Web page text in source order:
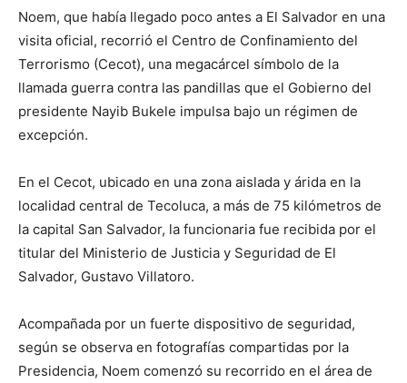
Noem, que había llegado poco antes a El Salvador en una
visita oficial, recorrió el Centro de Confinamiento del
Terrorismo (Cecot), una megacárcel símbolo de la
llamada guerra contra las pandillas que el Gobierno del
presidente Nayib Bukele impulsa bajo un régimen de
excepción.
En el Cecot, ubicado en una zona aislada y árida en la
localidad central de Tecoluca, a más de 75 kilómetros de
la capital San Salvador, la funcionaria fue recibida por el
titular del Ministerio de Justicia y Seguridad de El
Salvador, Gustavo Villatoro.
Acompañada por un fuerte dispositivo de seguridad,
según se observa en fotografías compartidas por la
Presidencia, Noem comenzó su recorrido en el área de